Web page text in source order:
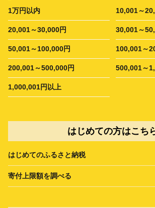
1万円以内 10,001～
20,001～30,000円 30,001～
50,001～100,000円 100,001～
200,001～500,000円 500,001～
1,000,001円以上
はじめての方はこち
はじめてのふるさと納税
寄付上限額を調べる